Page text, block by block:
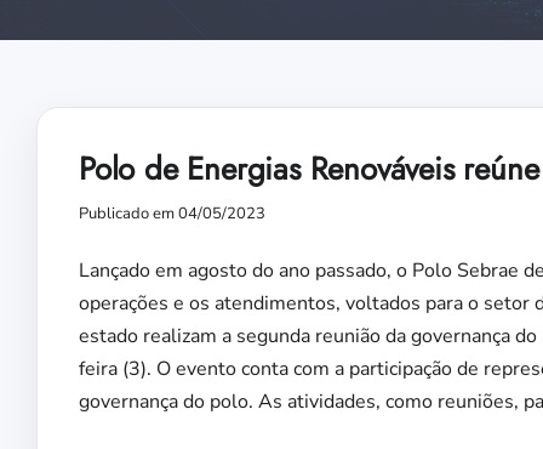
Polo de Energias Renováveis
Publicado em 04/05/2023
Lançado em agosto do ano passado, o Polo Sebrae
operações e os atendimentos, voltados para o setor
estado realizam a segunda reunião da governança
feira (3). O evento conta com a participação de
governança do polo. As atividades, como reuniões,